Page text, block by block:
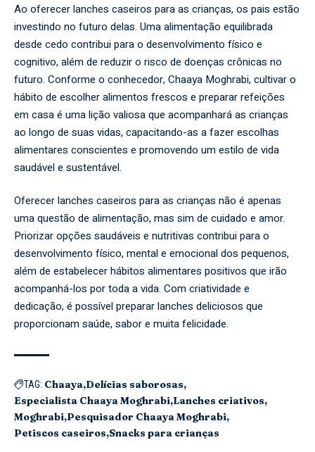
Ao oferecer lanches caseiros para as crianças, os pais estão
investindo no futuro delas. Uma alimentação equilibrada
desde cedo contribui para o desenvolvimento físico e
cognitivo, além de reduzir o risco de doenças crônicas no
futuro. Conforme o conhecedor, Chaaya Moghrabi, cultivar o
hábito de escolher alimentos frescos e preparar refeições
em casa é uma lição valiosa que acompanhará as crianças
ao longo de suas vidas, capacitando-as a fazer escolhas
alimentares conscientes e promovendo um estilo de vida
saudável e sustentável.
Oferecer lanches caseiros para as crianças não é apenas
uma questão de alimentação, mas sim de cuidado e amor.
Priorizar opções saudáveis e nutritivas contribui para o
desenvolvimento físico, mental e emocional dos pequenos,
além de estabelecer hábitos alimentares positivos que irão
acompanhá-los por toda a vida. Com criatividade e
dedicação, é possível preparar lanches deliciosos que
proporcionam saúde, sabor e muita felicidade.
TAG: Chaaya Delícias saborosas
Especialista Chaaya Moghrabi Lanches criativos
Moghrabi Pesquisador Chaaya Moghrabi
Petiscos caseiros Snacks para crianças